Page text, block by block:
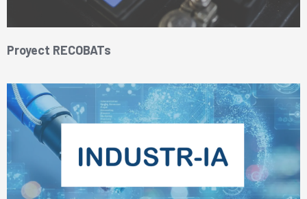
Proyect RECOBATs